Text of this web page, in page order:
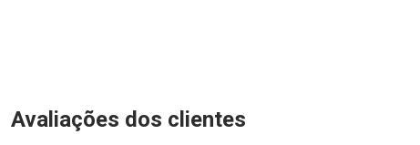
Avaliações dos clientes